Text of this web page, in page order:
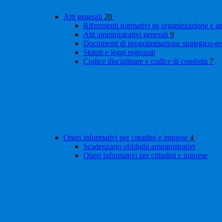
Atti generali 20
Riferimenti normativi su organizzazione e
Atti amministrativi generali 9
Documenti di programmazione strategico-
Statuti e leggi regionali
Codice disciplinare e codice di condotta 7
Oneri informativi per cittadini e imprese 4
Scadenzario obblighi amministrativi
Oneri informativi per cittadini e imprese